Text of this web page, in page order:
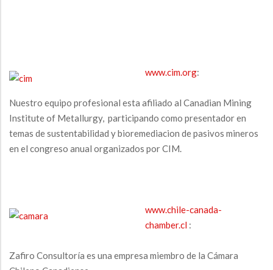
www.cim.org:
Nuestro equipo profesional esta afiliado al Canadian Mining
Institute of Metallurgy, participando como presentador en
temas de sustentabilidad y bioremediacion de pasivos mineros
en el congreso anual organizados por CIM.
www.chile-canada-
chamber.cl :
Zafiro Consultoría es una empresa miembro de la Cámara